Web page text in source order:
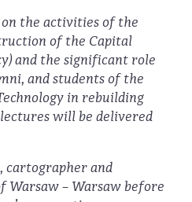
the activities of the
of the Capital
and the significant role
and students of the
in rebuilding
will be delivered
cartographer and
Warsaw – Warsaw before